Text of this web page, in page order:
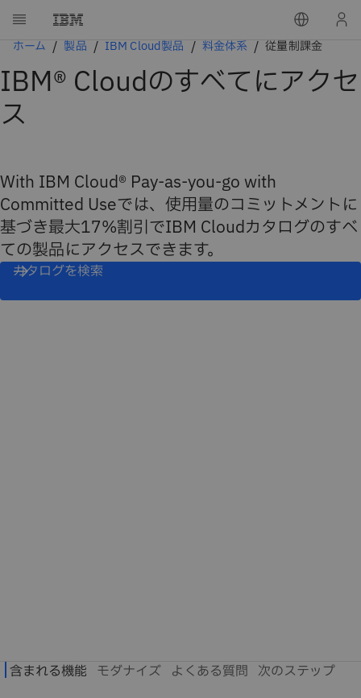
ホーム 製品 IBM Cloud製品 料金体系 従量制課金
IBM® Cloudのすべてにアクセ
ス
With IBM Cloud® Pay-as-you-go with
Committed Useでは、使用量のコミットメントに
基づき最大17%割引でIBM Cloudカタログのすべ
ての製品にアクセスできます。
カタログを検索